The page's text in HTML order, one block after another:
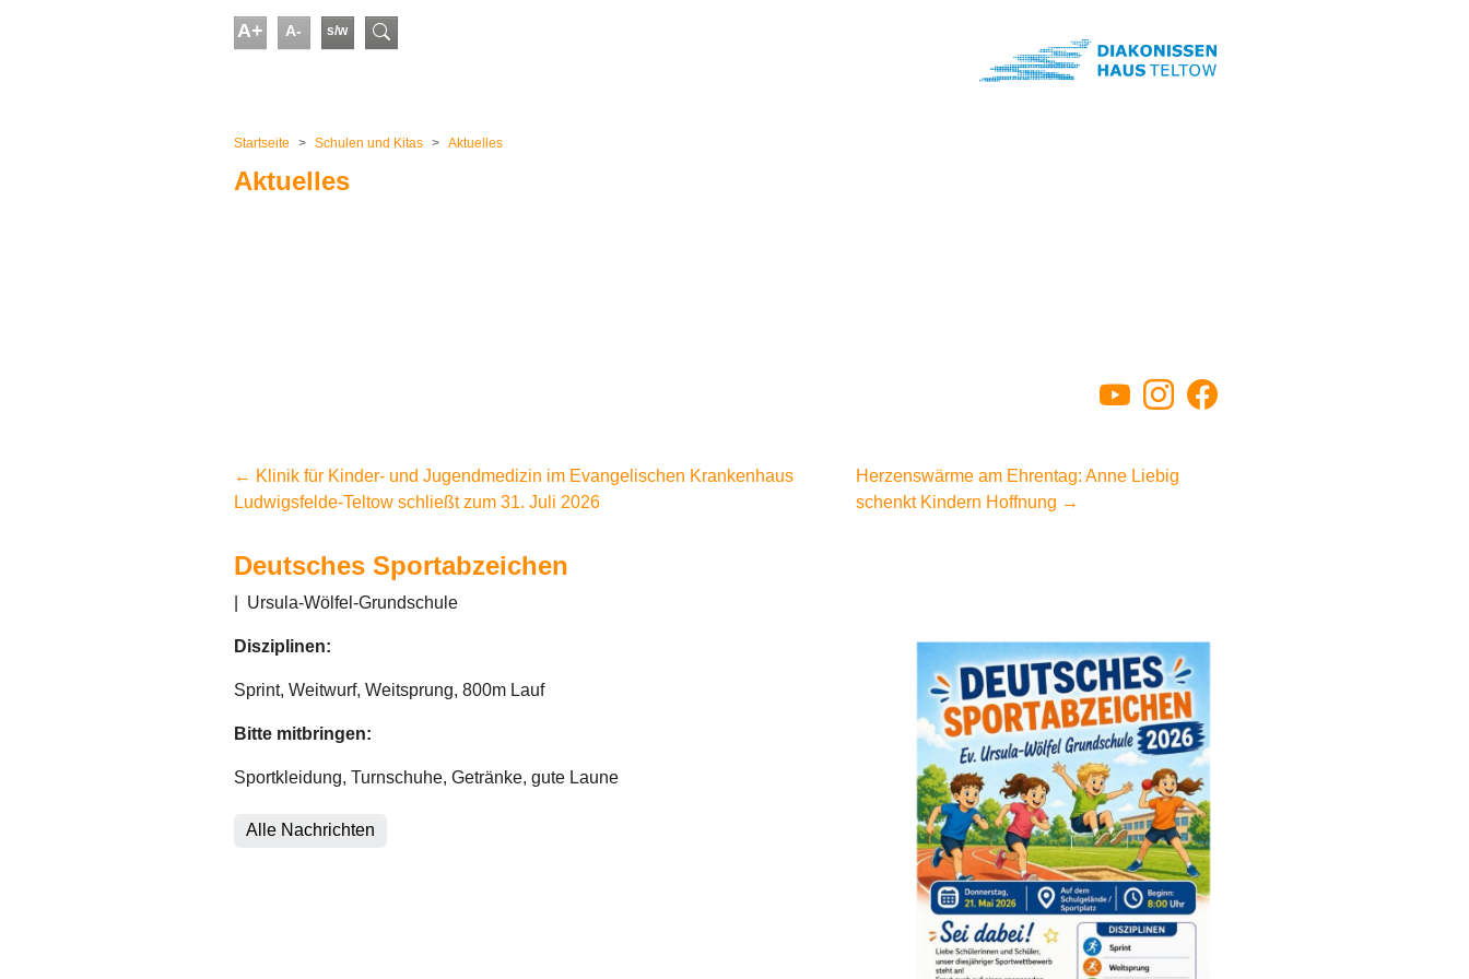
A+ A- s/w Suchformular
Startseite
Schulen und Kitas Aktuelles
Aktuelles
YouTubeInstagramFacebook
← Klinik für Kinder- und Jugendmedizin im Evangelischen Krankenhaus
Ludwigsfelde-Teltow schließt zum 31. Juli 2026
Herzenswärme am Ehrentag: Anne Liebig
schenkt Kindern Hoffnung →
Deutsches Sportabzeichen
Ursula-Wölfel-Grundschule
Disziplinen:
Sprint, Weitwurf, Weitsprung, 800m Lauf
Bitte mitbringen:
Sportkleidung, Turnschuhe, Getränke, gute Laune
Alle Nachrichten